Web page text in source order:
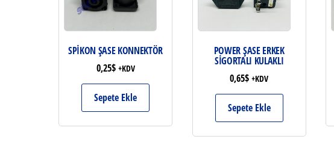
SPİKON ŞASE KONNEKTÖR
0,25$ +KDV
Sepete Ekle
POWER ŞASE ERKEK
SİGORTALI KULAKLI
0,65$ +KDV
Sepete Ekle